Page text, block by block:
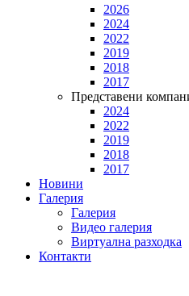
2026
2024
2022
2019
2018
2017
Представени
2024
2022
2019
2018
2017
Новини
Галерия
Галерия
Видео галерия
Виртуална разходка
Контакти